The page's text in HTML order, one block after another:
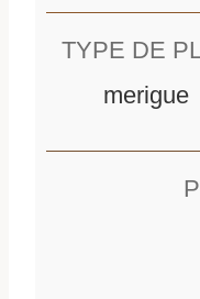
TYPE DE
merigue